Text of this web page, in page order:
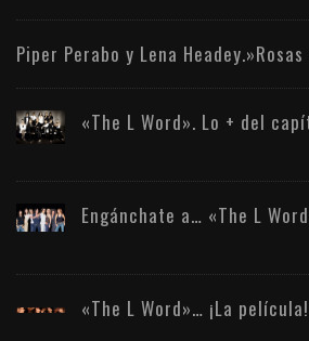
Piper Perabo y Lena
«The L Word». Lo + del
Engánchate a… «The L
«The L Word»… ¡La película!